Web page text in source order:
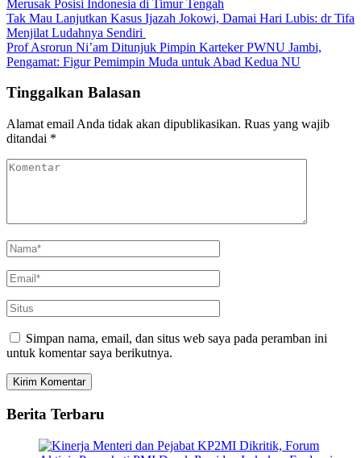
Merusak Posisi Indonesia di Timur Tengah
Tak Mau Lanjutkan Kasus Ijazah Jokowi, Damai Hari Lubis: dr Tifa
Menjilat Ludahnya Sendiri
Prof Asrorun Ni’am Ditunjuk Pimpin Karteker PWNU Jambi,
Pengamat: Figur Pemimpin Muda untuk Abad Kedua NU
Tinggalkan Balasan
Alamat email Anda tidak akan dipublikasikan. Ruas yang wajib
ditandai *
Simpan nama, email, dan situs web saya pada peramban ini
untuk komentar saya berikutnya.
Berita Terbaru